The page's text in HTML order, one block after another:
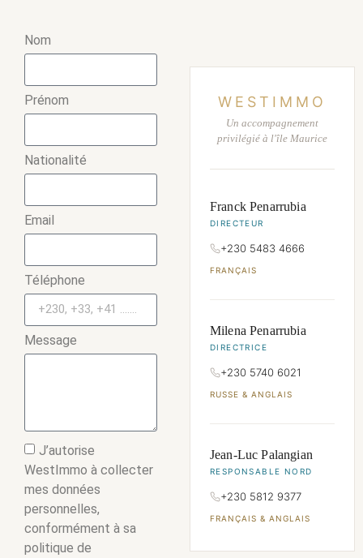
Nom
Prénom
Nationalité
Email
Téléphone
Message
J’autorise
WestImmo à collecter
mes données
personnelles,
conformément à sa
politique de
WESTIMMO
Un accompagnement
privilégié à l'île Maurice
Franck Penarrubia
DIRECTEUR
+230 5483 4666
FRANÇAIS
Milena Penarrubia
DIRECTRICE
+230 5740 6021
RUSSE & ANGLAIS
Jean-Luc Palangian
RESPONSABLE NORD
+230 5812 9377
FRANÇAIS & ANGLAIS